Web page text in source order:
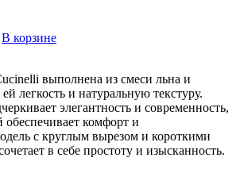
В корзине
выполнена из смеси льна и
легкость и натуральную текстуру.
элегантность и современность,
обеспечивает комфорт и
с круглым вырезом и короткими
в себе простоту и изысканность.